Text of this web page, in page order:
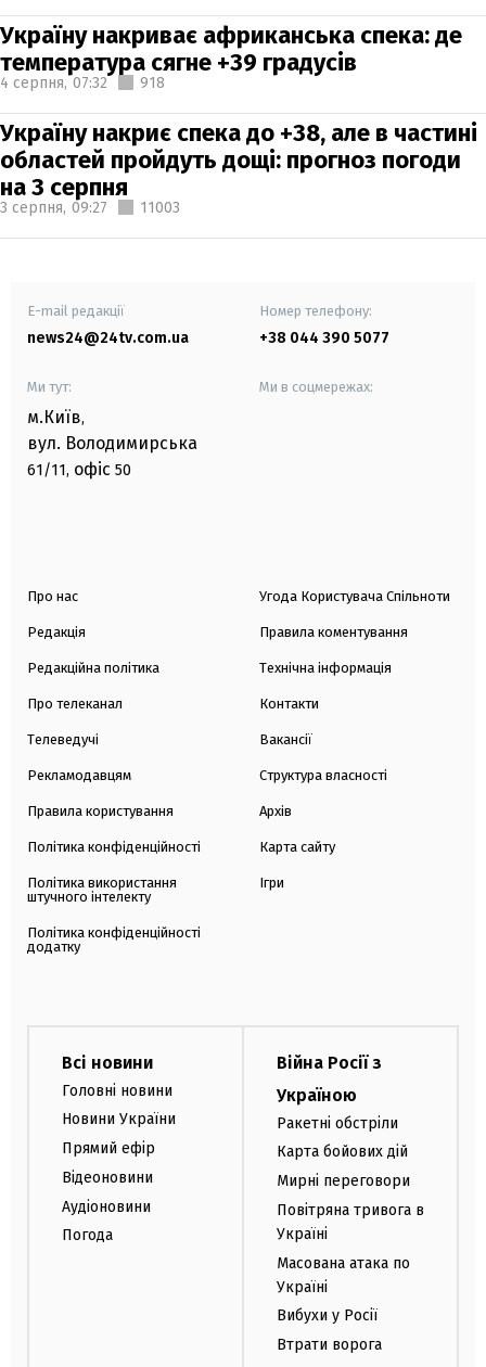
Україну накриває африканська спека: де
температура сягне +39 градусів
4 серпня, 07:32 918
Україну накриє спека до +38, але в частині
областей пройдуть дощі: прогноз погоди
на 3 серпня
3 серпня, 09:27 11003
E-mail редакції
news24@24tv.com.ua
Номер телефону:
+38 044 390 5077
Ми тут:
м.Київ,
вул. Володимирська
61/11, офіс 50
Ми в соцмережах:
Про нас
Редакція
Редакційна політика
Про телеканал
Телеведучі
Рекламодавцям
Правила користування
Політика конфіденційності
Політика використання
штучного інтелекту
Політика конфіденційності
додатку
Угода Користувача Спільноти
Правила коментування
Технічна інформація
Контакти
Вакансії
Структура власності
Архів
Карта сайту
Ігри
Всі новини
Головні новини
Новини України
Прямий ефір
Відеоновини
Аудіоновини
Погода
Війна Росії з
Україною
Ракетні обстріли
Карта бойових дій
Мирні переговори
Повітряна тривога в
Україні
Масована атака по
Україні
Вибухи у Росії
Втрати ворога